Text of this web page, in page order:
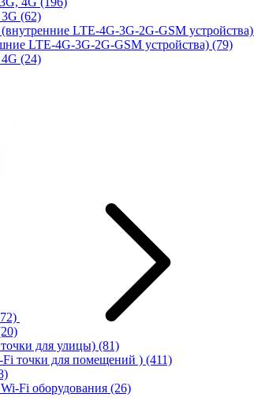
(62)
LTE-4G-3G-2G-GSM устройства)
LTE-4G-3G-2G-GSM устройства) (79)
(24)
для улицы) (81)
точки для помещений ) (411)
Fi оборудования (26)